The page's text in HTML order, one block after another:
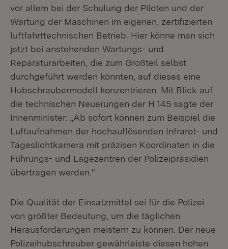
vor allem bei der Schulung der Piloten und der
Wartung der Maschinen im eigenen, zertifizierten
luftfahrttechnischen Betrieb. Hier könne man sich
jetzt bei anstehenden Wartungs- und
Reparaturarbeiten, die zum Großteil selbst
durchgeführt werden könnten, auf dieses eine
Hubschraubermodell konzentrieren. Mit Blick auf
die technischen Neuerungen der H 145 sagte der
Innenminister: „Ab sofort können zum Beispiel die
Luftaufnahmen der hochauflösenden Infrarot- und
Tageslichtkamera mit präzisen Koordinaten in die
Führungs- und Lagezentren der Polizeipräsidien
übertragen werden.“
Die Qualität der Einsatzmittel sei für die Polizei
von größter Bedeutung, um die täglichen
Herausforderungen meistern zu können. Der neue
Polizeihubschrauber gewährleiste diesen hohen